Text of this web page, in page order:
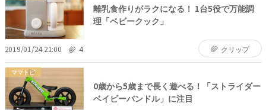
離乳食作りがラクになる！ 1台5役で万能調
理「ベビークック」
2019/01/24 21:00 4 クリップ
ママトピ
0歳から5歳まで長く遊べる！「ストライダー
ベイビーバンドル」に注目